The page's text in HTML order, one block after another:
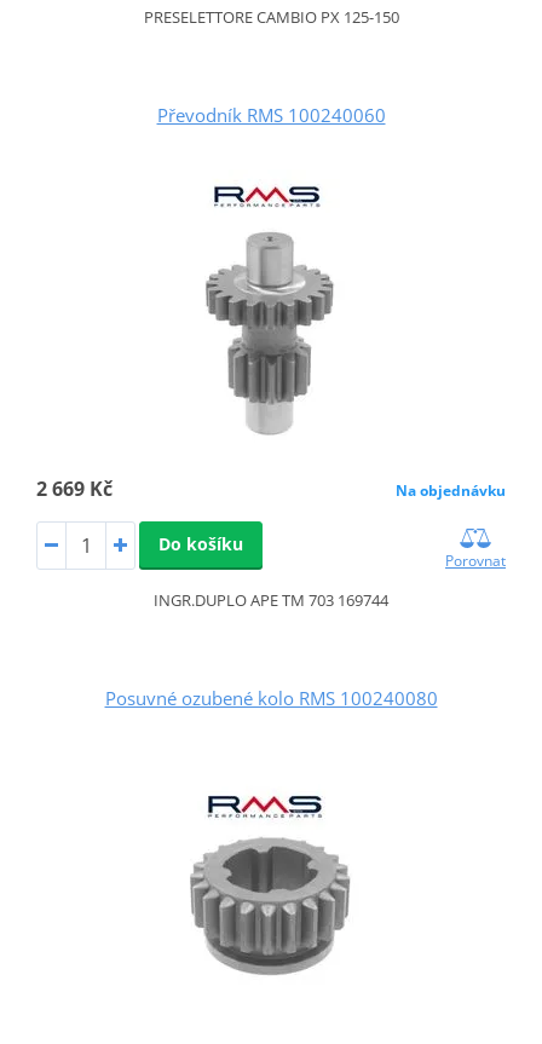
PRESELETTORE CAMBIO PX 125-150
Převodník RMS 100240060
2 669 Kč Na objednávku
Do košíku
Porovnat
INGR.DUPLO APE TM 703 169744
Posuvné ozubené kolo RMS 100240080